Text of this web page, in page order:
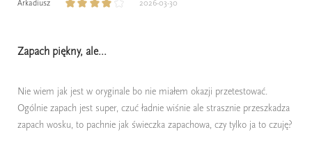
Arkadiusz 2026-03-30
Zapach piękny, ale...
Nie wiem jak jest w oryginale bo nie miałem okazji przetestować.
Ogólnie zapach jest super, czuć ładnie wiśnie ale strasznie przeszkadza
zapach wosku, to pachnie jak świeczka zapachowa, czy tylko ja to czuję?